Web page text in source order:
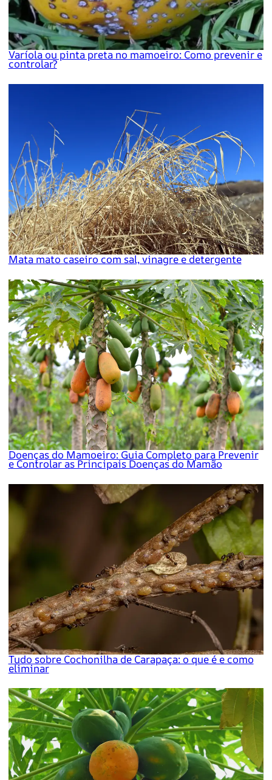
Varíola ou pinta preta no mamoeiro: Como prevenir e
controlar?
Mata mato caseiro com sal, vinagre e detergente
Doenças do Mamoeiro: Guia Completo para Prevenir
e Controlar as Principais Doenças do Mamão
Tudo sobre Cochonilha de Carapaça: o que é e como
eliminar